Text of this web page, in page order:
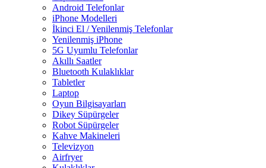
Android Telefonlar
iPhone Modelleri
İkinci El / Yenilenmiş Telefonlar
Yenilenmiş iPhone
5G Uyumlu Telefonlar
Akıllı Saatler
Bluetooth Kulaklıklar
Tabletler
Laptop
Oyun Bilgisayarları
Dikey Süpürgeler
Robot Süpürgeler
Kahve Makineleri
Televizyon
Airfryer